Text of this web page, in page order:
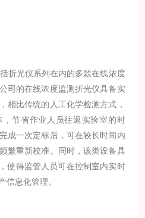
折光仪系列在内的多款在线浓度
司的在线浓度监测折光仪具备实
相比传统的人工化学检测方式，
节省作业人员往返实验室的时
成一次定标后，可在较长时间内
繁重新校准。同时，该类设备具
使得监管人员可在控制室内实时
信息化管理。